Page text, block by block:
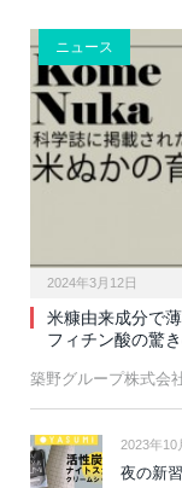
ニュース
2024年3月12日
米糠由来成分で
フィチン酸の驚
築野グループ株式会
2023年10
夜の新